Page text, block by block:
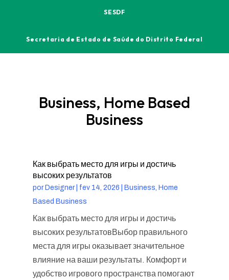
SESDF
Secretaria de Estado de Saúde do Distrito Federal
Business, Home Based
Business
Как выбрать место для игры и достичь
высоких результатов
por Designer| fev 14, 2026
Business, Home
Based Business
Как выбрать место для игры и достичь
высоких результатовВыбор правильного
места для игры оказывает значительное
влияние на ваши результаты. Комфорт и
удобство игрового пространства помогают